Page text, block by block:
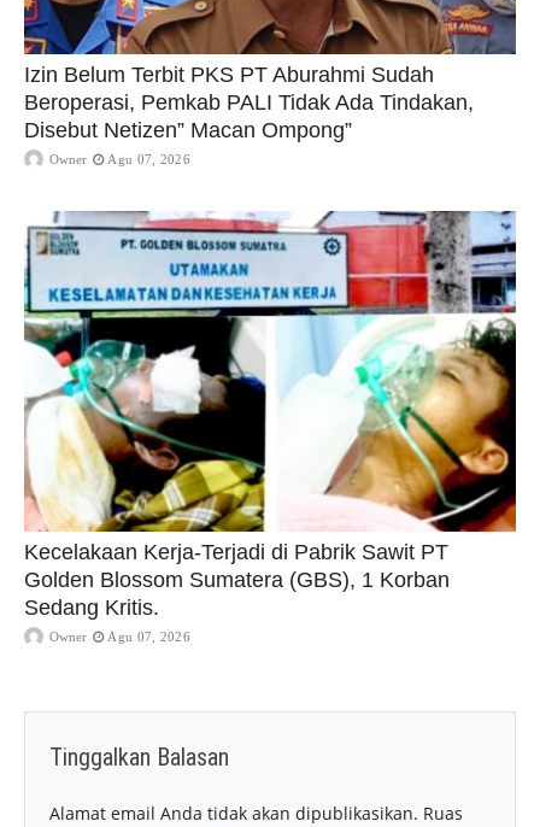
Izin Belum Terbit PKS PT Aburahmi Sudah
Beroperasi, Pemkab PALI Tidak Ada Tindakan,
Disebut Netizen” Macan Ompong”
Owner Agu 07, 2026
Kecelakaan Kerja-Terjadi di Pabrik Sawit PT
Golden Blossom Sumatera (GBS), 1 Korban
Sedang Kritis.
Owner Agu 07, 2026
Tinggalkan Balasan
Alamat email Anda tidak akan dipublikasikan. Ruas